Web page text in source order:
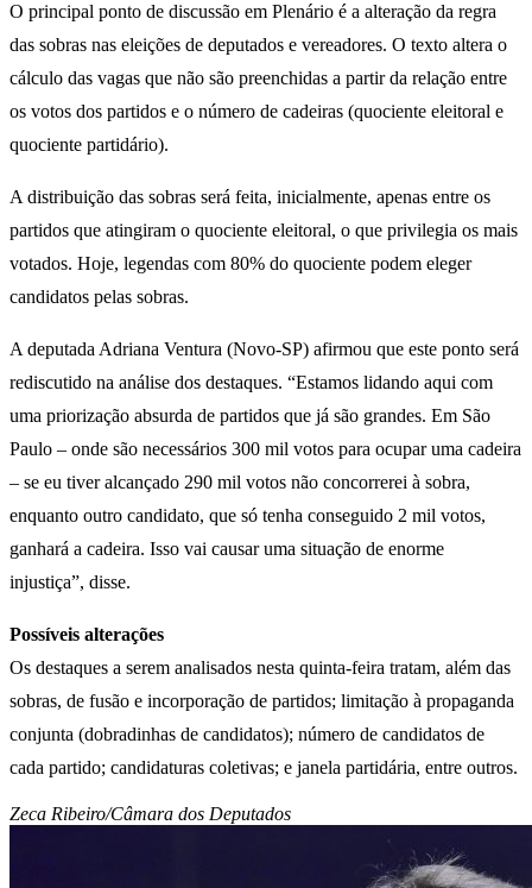
O principal ponto de discussão em Plenário é a alteração da regra
das sobras nas eleições de deputados e vereadores. O texto altera o
cálculo das vagas que não são preenchidas a partir da relação entre
os votos dos partidos e o número de cadeiras (quociente eleitoral e
quociente partidário).
A distribuição das sobras será feita, inicialmente, apenas entre os
partidos que atingiram o quociente eleitoral, o que privilegia os mais
votados. Hoje, legendas com 80% do quociente podem eleger
candidatos pelas sobras.
A deputada Adriana Ventura (Novo-SP) afirmou que este ponto será
rediscutido na análise dos destaques. “Estamos lidando aqui com
uma priorização absurda de partidos que já são grandes. Em São
Paulo – onde são necessários 300 mil votos para ocupar uma cadeira
– se eu tiver alcançado 290 mil votos não concorrerei à sobra,
enquanto outro candidato, que só tenha conseguido 2 mil votos,
ganhará a cadeira. Isso vai causar uma situação de enorme
injustiça”, disse.
Possíveis alterações
Os destaques a serem analisados nesta quinta-feira tratam, além das
sobras, de fusão e incorporação de partidos; limitação à propaganda
conjunta (dobradinhas de candidatos); número de candidatos de
cada partido; candidaturas coletivas; e janela partidária, entre outros.
Zeca Ribeiro/Câmara dos Deputados